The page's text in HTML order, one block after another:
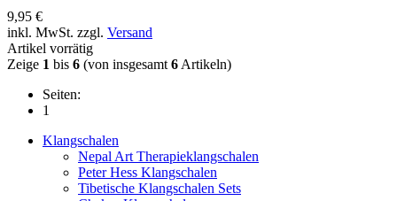
9,95 €
inkl. MwSt. zzgl. Versand
Artikel vorrätig
Zeige 1 bis 6 (von insgesamt 6 Artikeln)
Seiten:
1
Klangschalen
Nepal Art Therapieklangschalen
Peter Hess Klangschalen
Tibetische Klangschalen Sets